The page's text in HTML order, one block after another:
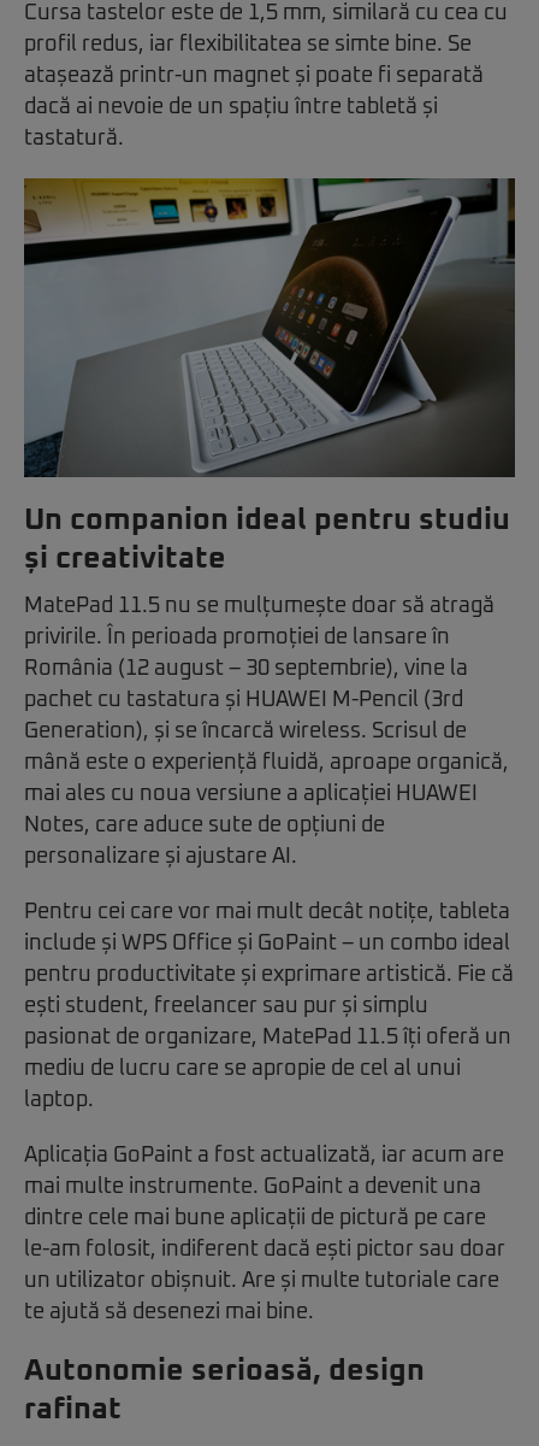
Cursa tastelor este de 1,5 mm, similară cu cea cu
profil redus, iar flexibilitatea se simte bine. Se
atașează printr-un magnet și poate fi separată
dacă ai nevoie de un spațiu între tabletă și
tastatură.
Un companion ideal pentru studiu
și creativitate
MatePad 11.5 nu se mulțumește doar să atragă
privirile. În perioada promoției de lansare în
România (12 august – 30 septembrie), vine la
pachet cu tastatura și HUAWEI M-Pencil (3rd
Generation), și se încarcă wireless. Scrisul de
mână este o experiență fluidă, aproape organică,
mai ales cu noua versiune a aplicației HUAWEI
Notes, care aduce sute de opțiuni de
personalizare și ajustare AI.
Pentru cei care vor mai mult decât notițe, tableta
include și WPS Office și GoPaint – un combo ideal
pentru productivitate și exprimare artistică. Fie că
ești student, freelancer sau pur și simplu
pasionat de organizare, MatePad 11.5 îți oferă un
mediu de lucru care se apropie de cel al unui
laptop.
Aplicația GoPaint a fost actualizată, iar acum are
mai multe instrumente. GoPaint a devenit una
dintre cele mai bune aplicații de pictură pe care
le-am folosit, indiferent dacă ești pictor sau doar
un utilizator obișnuit. Are și multe tutoriale care
te ajută să desenezi mai bine.
Autonomie serioasă, design
rafinat